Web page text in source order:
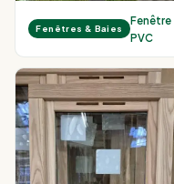
Fenêtres & Baies
Fenêtre
PVC